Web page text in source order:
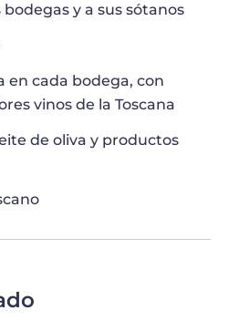
y a sus sótanos
en cada bodega, con
vinos de la Toscana
de oliva y productos